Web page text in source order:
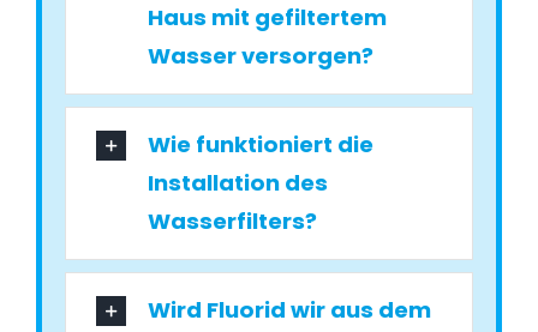
Haus mit gefiltertem
Wasser versorgen?
Wie funktioniert die
Installation des
Wasserfilters?
Wird Fluorid wir aus dem